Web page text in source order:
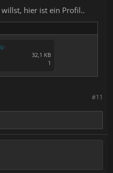
hier ist ein Profil..
32,1 KB
1
#11